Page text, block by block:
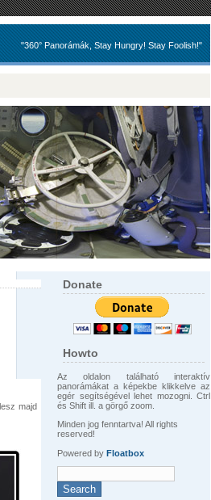
"360° Panorámák, Stay Hungry! Stay Foolish!"
majd
Donate
Howto
Az oldalon található interaktív
panorámákat a képekbe klikkelve az
egér segítségével lehet mozogni. Ctrl
és Shift ill. a görgő zoom.
Minden jog fenntartva! All rights
reserved!
Powered by Floatbox